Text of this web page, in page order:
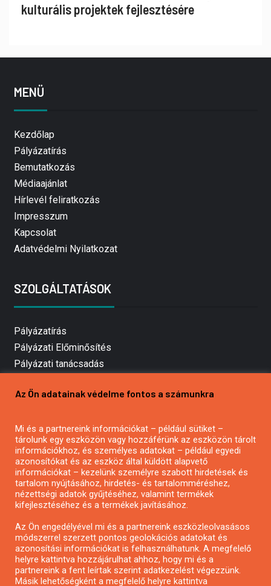
kulturális projektek fejlesztésére
MENÜ
Kezdőlap
Pályázatírás
Bemutatkozás
Médiaajánlat
Hírlevél feliratkozás
Impresszum
Kapcsolat
Adatvédelmi Nyilatkozat
SZOLGÁLTATÁSOK
Pályázatírás
Pályázati Előminősítés
Pályázati tanácsadás
Mezőgazdasági pályázatírás
Pályázatírás civil szervezeteknek
Pályázatírás önkormányzatoknak
Pályázatfigyelés
Specifikus pályázatfigyelés vagy hírlevél
Pályázatok magánszemélyeknek
Pályázatok civil szervezeteknek
Az Ön adatainak védelme fontos a számunkra
Mi és a partnereink információkat – például sütiket –
tárolunk egy eszközön vagy hozzáférünk az eszközön tárolt
információkhoz, és személyes adatokat – például egyedi
azonosítókat és az eszköz által küldött alapvető
információkat – kezelünk személyre szabott hirdetések és
tartalom nyújtásához, hirdetés- és tartalomméréshez,
nézettségi adatok gyűjtéséhez, valamint termékek
kifejlesztéséhez és a termékek javításához.
Az Ön engedélyével mi és a partnereink eszközleolvasásos
módszerrel szerzett pontos geolokációs adatokat és
azonosítási információkat is felhasználhatunk. A megfelelő
helyre kattintva hozzájárulhat ahhoz, hogy mi és a
partnereink a fent leírtak szerint adatkezelést végezzünk.
Másik lehetőségként a megfelelő helyre kattintva